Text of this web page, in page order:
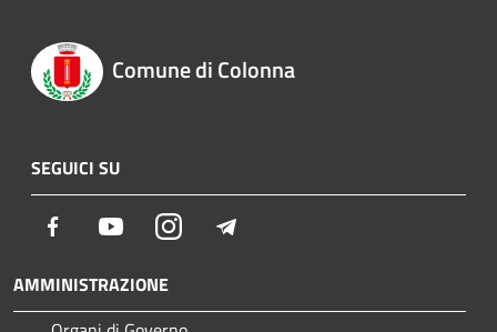
Comune di Colonna
SEGUICI SU
Facebook YoutubeInstagram
AMMINISTRAZIONE